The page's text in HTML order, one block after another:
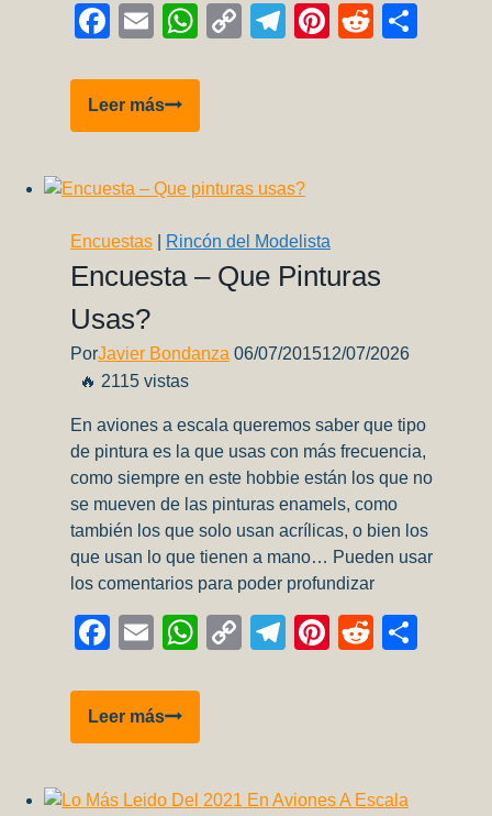
Facebook
EmailWhatsApp
CopyTelegram
Pinterest
Reddit
Leer másIPMS
Córdoba
la
Convención
Nacional
de
Estático
2025
Encuestas Rincón del Modelista
Encuesta – Que Pinturas
Usas?
PorJavier Bondanza 06/07/201512/07/2026
🔥 2115 vistas
En aviones a escala queremos saber que tipo
de pintura es la que usas con más frecuencia,
como siempre en este hobbie están los que no
se mueven de las pinturas enamels, como
también los que solo usan acrílicas, o bien los
que usan lo que tienen a mano… Pueden usar
los comentarios para poder profundizar
Facebook
EmailWhatsApp
CopyTelegram
Pinterest
Reddit
Leer másEncuesta
–
pinturas